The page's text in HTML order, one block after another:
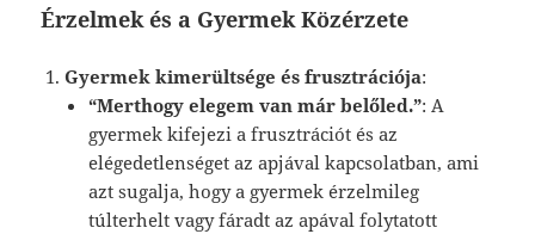
Érzelmek és a Gyermek Közérzete
Gyermek kimerültsége és frusztrációja:
“Merthogy elegem van már belőled.”: A
gyermek kifejezi a frusztrációt és az
elégedetlenséget az apjával kapcsolatban, ami
azt sugalja, hogy a gyermek érzelmileg
túlterhelt vagy fáradt az apával folytatott